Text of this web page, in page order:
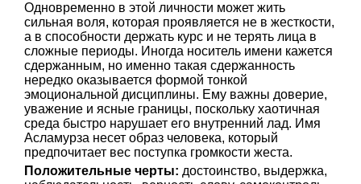
Одновременно в этой личности может жить
сильная воля, которая проявляется не в жесткости,
а в способности держать курс и не терять лица в
сложные периоды. Иногда носитель имени кажется
сдержанным, но именно такая сдержанность
нередко оказывается формой тонкой
эмоциональной дисциплины. Ему важны доверие,
уважение и ясные границы, поскольку хаотичная
среда быстро нарушает его внутренний лад. Имя
Асламурза несет образ человека, который
предпочитает вес поступка громкости жеста.
Положительные черты: достоинство, выдержка,